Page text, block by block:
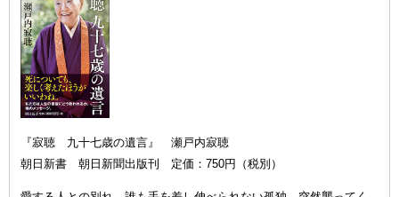
『寂聴 九十七歳の遺言』 瀬戸内寂聴
朝日新書 朝日新聞出版刊 定価：750円（税別）